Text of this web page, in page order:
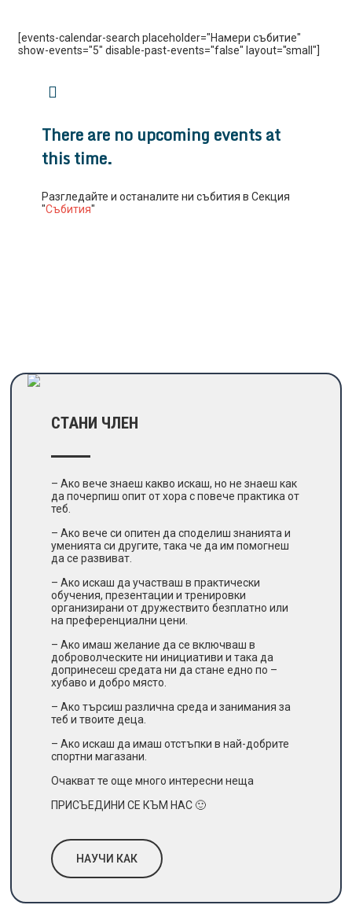
[events-calendar-search placeholder="Намери събитие"
show-events="5" disable-past-events="false" layout="small"]
There are no upcoming events at
this time.
Разгледайте и останалите ни събития в Секция
"Събития"
СТАНИ ЧЛЕН
– Ако вече знаеш какво искаш, но не знаеш как
да почерпиш опит от хора с повече практика от
теб.
– Ако вече си опитен да споделиш знанията и
уменията си другите, така че да им помогнеш
да се развиват.
– Ако искаш да участваш в практически
обучения, презентации и тренировки
организирани от дружествито безплатно или
на преференциални цени.
– Ако имаш желание да се включваш в
доброволческите ни инициативи и така да
допринесеш средата ни да стане едно по –
хубаво и добро място.
– Ако търсиш различна среда и занимания за
теб и твоите деца.
– Ако искаш да имаш отстъпки в най-добрите
спортни магазани.
Очакват те още много интересни неща
ПРИСЪЕДИНИ СЕ КЪМ НАС 🙂
НАУЧИ КАК